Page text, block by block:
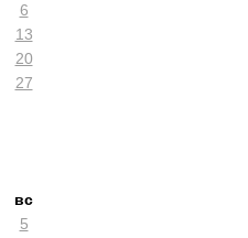
6
13
20
27
вс
5